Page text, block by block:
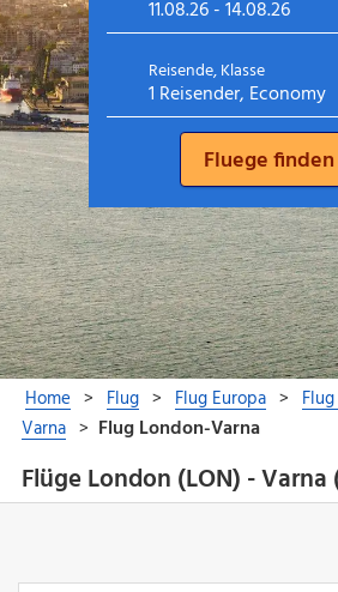
Flüge London (LON) - Varna